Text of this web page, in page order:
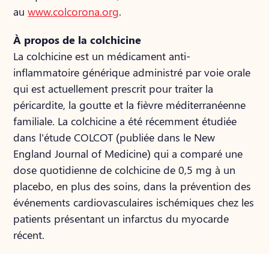
auwww.colcorona.org.
À propos de la colchicine
La colchicine est un médicament anti-
inflammatoire générique administré par voie orale
qui est actuellement prescrit pour traiter la
péricardite, la goutte et la fièvre méditerranéenne
familiale. La colchicine a été récemment étudiée
dans l'étude COLCOT (publiée dans le New
England Journal of Medicine) qui a comparé une
dose quotidienne de colchicine de 0,5 mg à un
placebo, en plus des soins, dans la prévention des
événements cardiovasculaires ischémiques chez les
patients présentant un infarctus du myocarde
récent.